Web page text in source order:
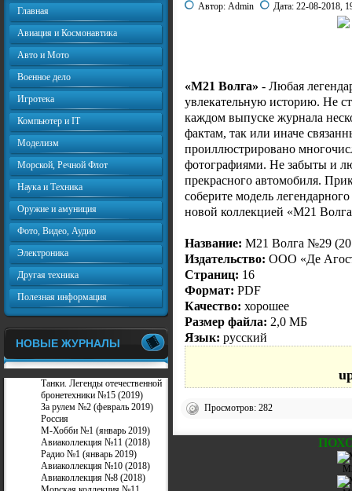
Автор: Admin Дата: 22-08-2018,
«М21 Волга» - Любая
увлекательную историю. Не
каждом выпуске журнала
фактам, так или иначе
проиллюстрировано
фотографиями. Не забыты и
прекрасного автомобиля.
соберите модель
новой коллекцией «М21
Название: М21 Волга №29
Издательство: ООО «Де
Страниц: 16
Формат: PDF
Качество: хорошее
Размер файла: 2,0 МБ
Язык: русский
Просмотров: 282
Главная
Авиация и Космонавтика
Авто и Мото
Военное дело
Игротека
Компьютер и IT
Моделизм
Морской, Речной Флот
Наука и Техника
Оружие и амуниция
Фото, Видео, Аудио
Электроника
Другая техника
Полезная информация
НОВЫЕ ЖУРНАЛЫ
Танки. Легенды отечественной
бронетехники №15 (2019)
За рулем №2 (февраль 2019)
Россия
М-Хобби №1 (январь 2019)
Авиаколлекция №11 (2018)
Радио №1 (январь 2019)
Авиаколлекция №10 (2018)
Авиаколлекция №8 (2018)